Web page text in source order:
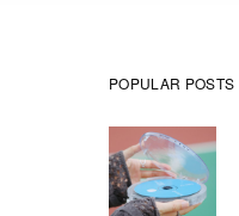
POPULAR POSTS